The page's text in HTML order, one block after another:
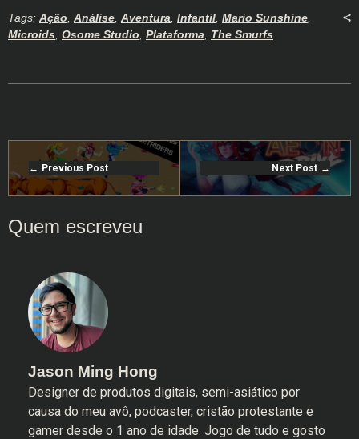
Tags: Ação Análise Aventura Infantil Mario Sunshine
Microids Osome Studio Plataforma The Smurfs
Previous Post Next Post
Jason Ming Hong
Designer de produtos digitais, semi-asiático por
causa do meu avô, podcaster, cristão protestante e
gamer desde o 1 ano de idade. Jogo de tudo e gosto